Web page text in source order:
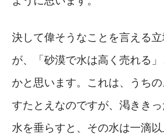
決して偉そうなことを言える
が、「砂漠で水は高く売れる
かと思います。これは、うち
すたとえなのですが、渇きき
水を垂らすと、その水は一滴